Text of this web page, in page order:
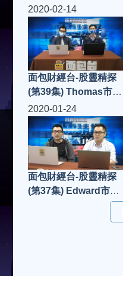
點評
2020-02-14
面包財經台-股靈精探
(第39集) Thomas市況
點評
2020-01-24
面包財經台-股靈精探
(第37集) Edward市況